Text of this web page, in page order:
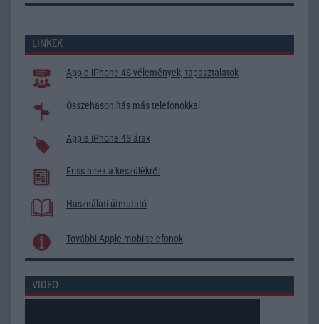
LINKEK
Apple iPhone 4S vélemények, tapasztalatok
Összehasonlítás más telefonokkal
Apple iPhone 4S árak
Friss hírek a készülékről
Használati útmutató
További Apple mobiltelefonok
VIDEO